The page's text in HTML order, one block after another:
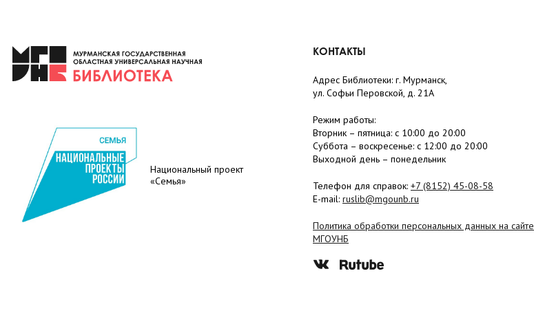
Национальный проект
«Семья»
КОНТАКТЫ
Адрес Библиотеки: г. Мурманск,
ул. Софьи Перовской, д. 21А
Режим работы:
Вторник – пятница: с 10:00 до 20:00
Суббота – воскресенье: c 12:00 до 20:00
Выходной день – понедельник
Телефон для справок: +7 (8152) 45-08-58
E-mail: ruslib@mgounb.ru
Политика обработки персональных данных на сайте
МГОУНБ